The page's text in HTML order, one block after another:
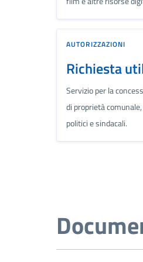
AUTORIZZAZIONI
Richiesta
Servizio per la
di proprietà
politici e sindacali.